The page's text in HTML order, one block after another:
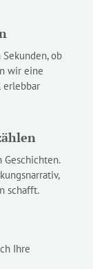
ob
wir eine
erlebbar
schafft.
Ihre